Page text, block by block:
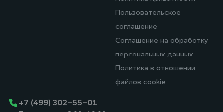
Пользовательское
соглашение
Соглашение на обработку
персональных данных
Политика в отношении
файлов cookie
+7 (499) 302-55-01